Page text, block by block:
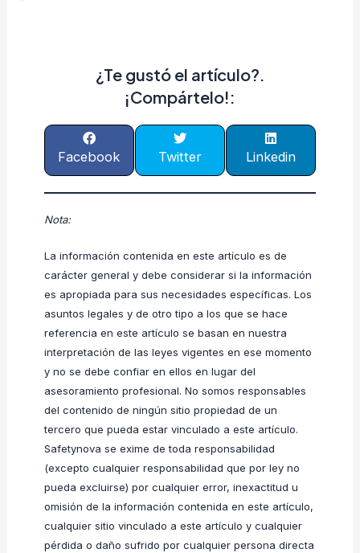
¿Te gustó el artículo?.
¡Compártelo!:
Facebook Twitter Linkedin
Nota:
La información contenida en este artículo es de
carácter general y debe considerar si la información
es apropiada para sus necesidades específicas. Los
asuntos legales y de otro tipo a los que se hace
referencia en este artículo se basan en nuestra
interpretación de las leyes vigentes en ese momento
y no se debe confiar en ellos en lugar del
asesoramiento profesional. No somos responsables
del contenido de ningún sitio propiedad de un
tercero que pueda estar vinculado a este artículo.
Safetynova se exime de toda responsabilidad
(excepto cualquier responsabilidad que por ley no
pueda excluirse) por cualquier error, inexactitud u
omisión de la información contenida en este artículo,
cualquier sitio vinculado a este artículo y cualquier
pérdida o daño sufrido por cualquier persona directa